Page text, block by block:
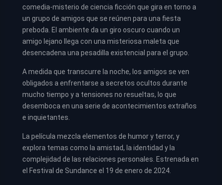
comedia-misterio de ciencia ficción que gira en torno a
un grupo de amigos que se reúnen para una fiesta
preboda. El ambiente da un giro oscuro cuando un
amigo lejano llega con una misteriosa maleta que
desencadena una pesadilla existencial para el grupo.
A medida que transcurre la noche, los amigos se ven
obligados a enfrentarse a secretos ocultos durante
mucho tiempo y a tensiones no resueltas, lo que
desemboca en una serie de acontecimientos extraños
e inquietantes.
La película mezcla elementos de humor y terror, y
explora temas como la amistad, la identidad y la
complejidad de las relaciones personales. Estrenada en
el Festival de Sundance el 19 de enero de 2024.